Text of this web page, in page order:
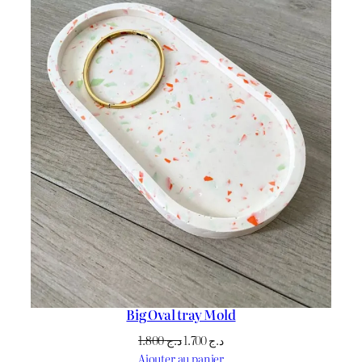
Big Oval tray Mold
د.ج1.800
Le
prix
د.ج1.700
Le
prix